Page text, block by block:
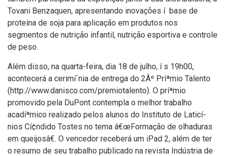
Tovani Benzaquen, apresentando inovações í base de
proteí­na de soja para aplicação em produtos nos
segmentos de nutrição infantil, nutrição esportiva e controle
de peso.
Além disso, na quarta-feira, dia 18 de julho, í s 19h00,
acontecerá a cerimí´nia de entrega do 2Âº Príªmio Talento
(http://www.danisco.com/premiotalento). O príªmio
promovido pela DuPont contempla o melhor trabalho
acadíªmico realizado pelos alunos do Instituto de Laticí­
nios Cí¢ndido Tostes no tema â€œFormação de olhaduras
em queijosâ€. O vencedor receberá um iPad 2, além de ter
o resumo de seu trabalho publicado na revista Indústria de